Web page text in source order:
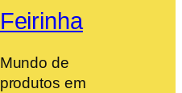
Feirinha
Mundo de
produtos em